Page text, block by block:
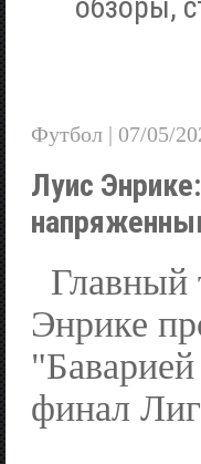
Футбол | 07/05/
Луиc
Энрике
финал